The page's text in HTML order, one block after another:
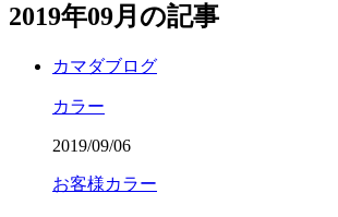
2019年09月の記事
カマダブログ
カラー
2019/09/06
お客様カラー